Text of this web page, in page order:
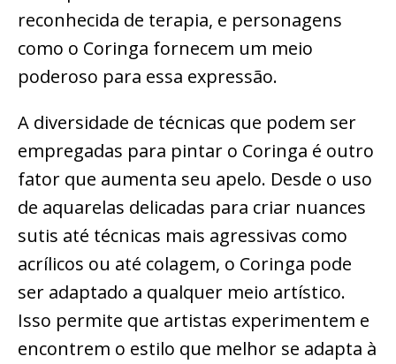
reconhecida de terapia, e personagens
como o Coringa fornecem um meio
poderoso para essa expressão.
A diversidade de técnicas que podem ser
empregadas para pintar o Coringa é outro
fator que aumenta seu apelo. Desde o uso
de aquarelas delicadas para criar nuances
sutis até técnicas mais agressivas como
acrílicos ou até colagem, o Coringa pode
ser adaptado a qualquer meio artístico.
Isso permite que artistas experimentem e
encontrem o estilo que melhor se adapta à